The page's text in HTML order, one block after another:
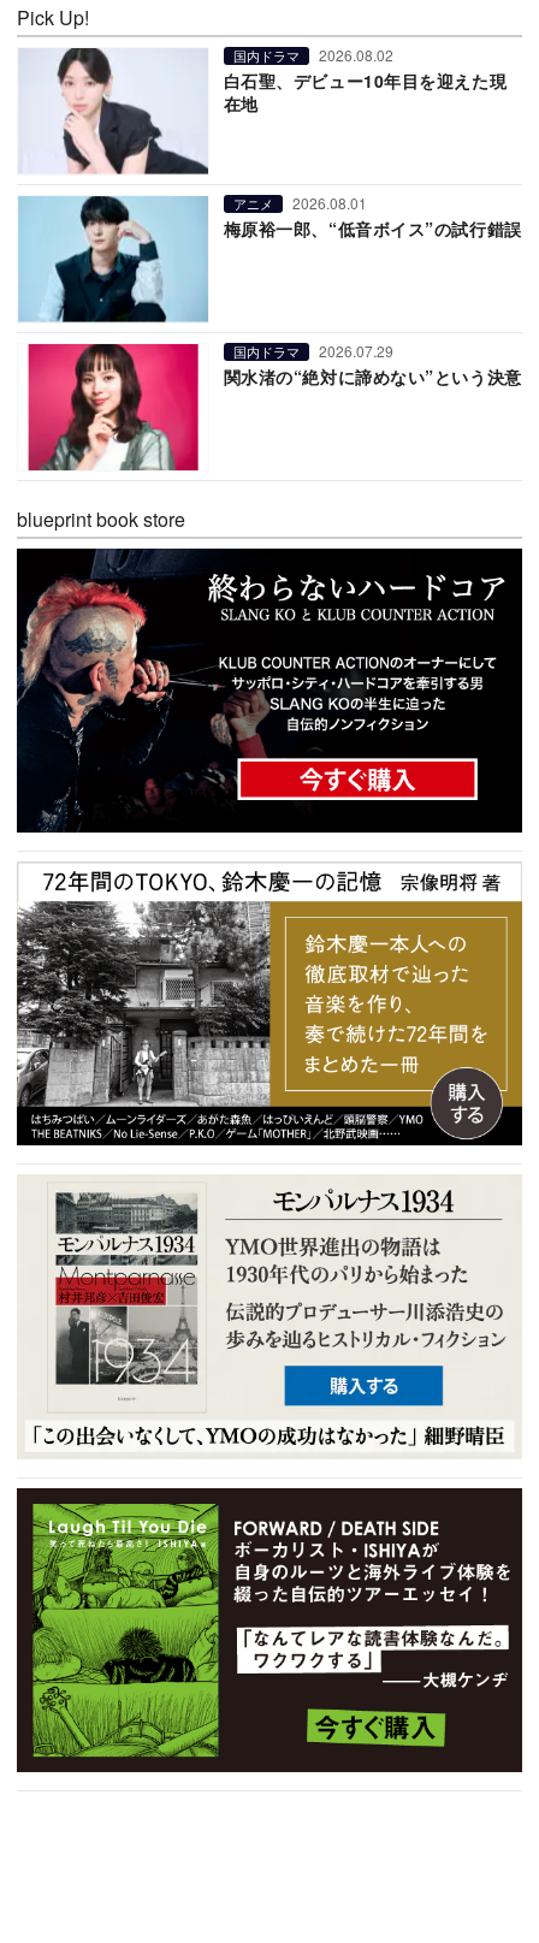
Pick Up!
国内ドラマ 2026.08.02
白石聖、デビュー10年目を迎えた現
在地
アニメ 2026.08.01
梅原裕一郎、“低音ボイス”の試行錯誤
国内ドラマ 2026.07.29
関水渚の“絶対に諦めない”という決意
blueprint book store